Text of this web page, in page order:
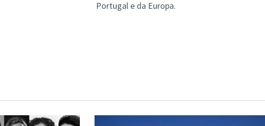
Portugal e da Europa.